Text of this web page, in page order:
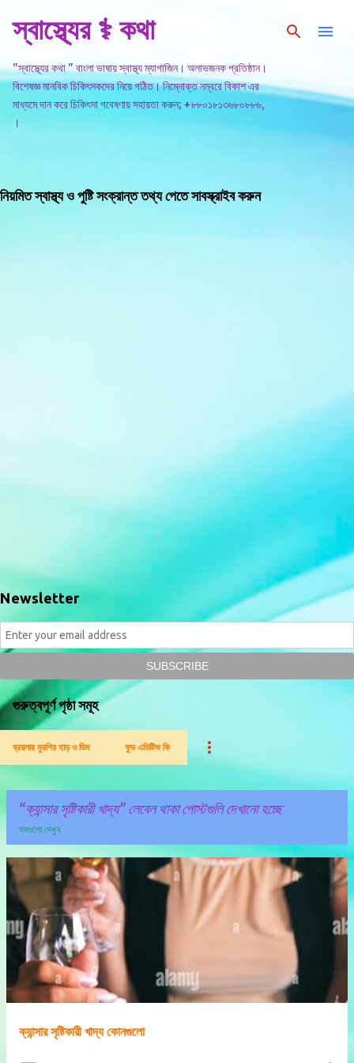
সরাসরি প্রধান সামগ্রীতে চলে যান
স্বাস্থ্যের ⚕️ কথা
"স্বাস্থ্যের কথা " বাংলা ভাষায় স্বাস্থ্য ম্যাগাজিন। অলাভজনক প্রতিষ্ঠান।
বিশেষজ্ঞ মানবিক চিকিৎসকদের নিয়ে গঠিত। নিম্নোক্ত নম্বরে বিকাশ এর
মাধ্যমে দান করে চিকিৎসা গবেষণায় সহায়তা করুন; +৮৮০১৮১৩৬৮০৮৮৬,
।
নিয়মিত স্বাস্থ্য ও পুষ্টি সংক্রান্ত তথ্য পেতে সাবস্ক্রাইব করুন
Newsletter
গুরুত্বপূর্ণ পৃষ্ঠা সমূহ
ব্রয়লার মুরগির হাড় ও ডিম ফুড এডিটিভ কি
ক্যান্সার সৃষ্টিকারী খাদ্য লেবেল থাকা পোস্টগুলি দেখানো হচ্ছে
সবগুলো দেখুন
পো
গু
ক্যান্সার সৃষ্টিকারী খাদ্য কোনগুলো